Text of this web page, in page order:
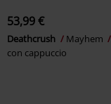
53,99 €
Deathcrush Mayhem
con cappuccio